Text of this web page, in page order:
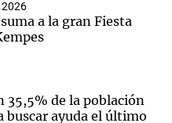
2026
a la gran Fiesta
35,5% de la población
buscar ayuda el último